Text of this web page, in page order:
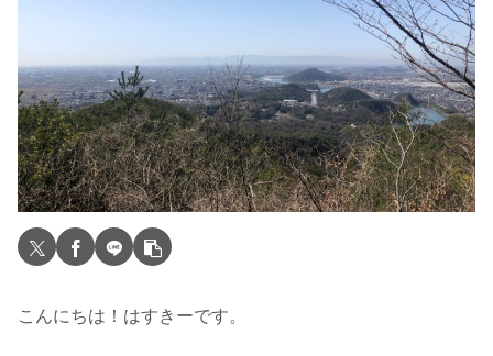
こんにちは！はすきーです。